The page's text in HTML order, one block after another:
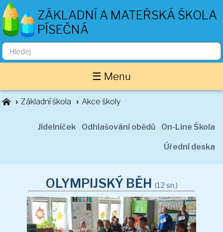
ZÁKLADNÍ A MATEŘSKÁ ŠKOLA
PÍSEČNÁ
☰ Menu
Zaměstnanci
Důležité informace
3. ročník
4. ročník
5. ročník
Základní škola Akce školy
On-Line Škola
Odhlašování obědů
Jídelníček
Úřední deska
OLYMPIJSKÝ BĚH(12 sn.)